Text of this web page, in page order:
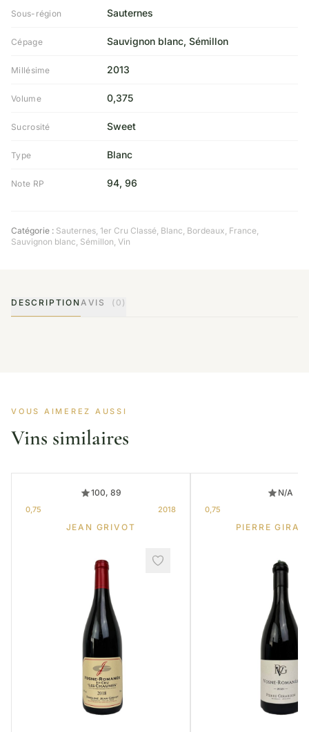
Sous-région Sauternes
Cépage Sauvignon blanc, Sémillon
Millésime 2013
Volume 0,375
Sucrosité Sweet
Type Blanc
Note RP 94, 96
Catégorie : Sauternes, 1er Cru Classé, Blanc, Bordeaux, France,
Sauvignon blanc, Sémillon, Vin
DESCRIPTION AVIS (0)
VOUS AIMEREZ AUSSI
Vins similaires
100, 89
0,75 2018
JEAN GRIVOT
N/A
0,75
PIERRE